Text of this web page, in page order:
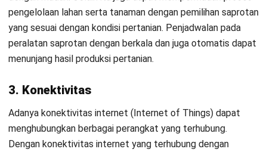
kalah penting. Hal tersebut dapat membuat pertumbuhan
tanaman tumbuh dengan optimal. Dengan kata lain, dengan
adanya lokasi pertanian yang baik akan dapat mengurangi
resiko terjadinya gagal panen.
5. Robotic dan Drone
Penggunaanrobotic dandronepada duniasmart farming
dapat berfungsi sebagai sarana evaluasi menentukan kapan
pemupukan berlangsung dengan tepat dan akurat. Menilai